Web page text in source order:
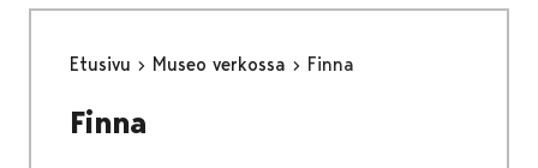
Etusivu Museo verkossa Finna
Finna